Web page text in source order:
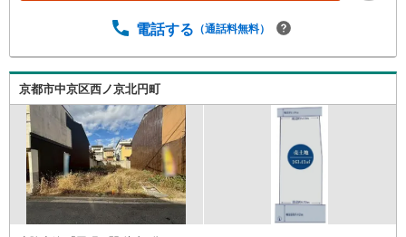
川」駅 徒歩約10分○営業時間:10:00～20:00（火曜日・水曜
ーズにご案内が可能です。ご連絡お待ちしております！
電話する （通話料無料）
京都市中京区西ノ京北円町